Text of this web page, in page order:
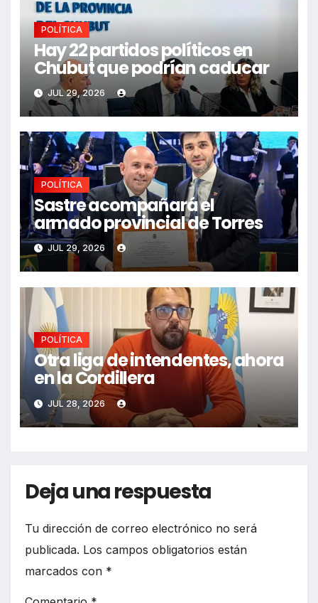
POLÍTICA
Hay 22 partidos políticos en
Chubut que podrían caducar
JUL 29, 2026
POLÍTICA
Sastre acompañará el
armado provincial de Torres
JUL 29, 2026
POLÍTICA
Otra liga de intendentes, ahora
en la Cordillera
JUL 28, 2026
Deja una respuesta
Tu dirección de correo electrónico no será
publicada. Los campos obligatorios están
marcados con *